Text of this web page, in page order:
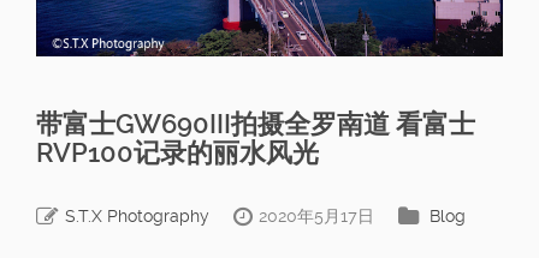
带富士GW690III拍摄全罗南道 看富士
RVP100记录的丽水风光
S.T.X Photography 2020年5月17日 Blog